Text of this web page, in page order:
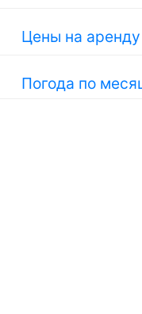
Цены на
Погода по